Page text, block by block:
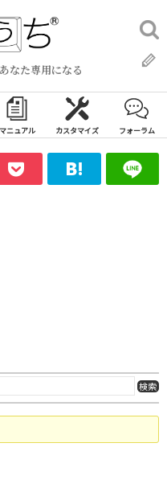
なた専用になる
検
索:
マニュアル カスタマイズ フォーラム